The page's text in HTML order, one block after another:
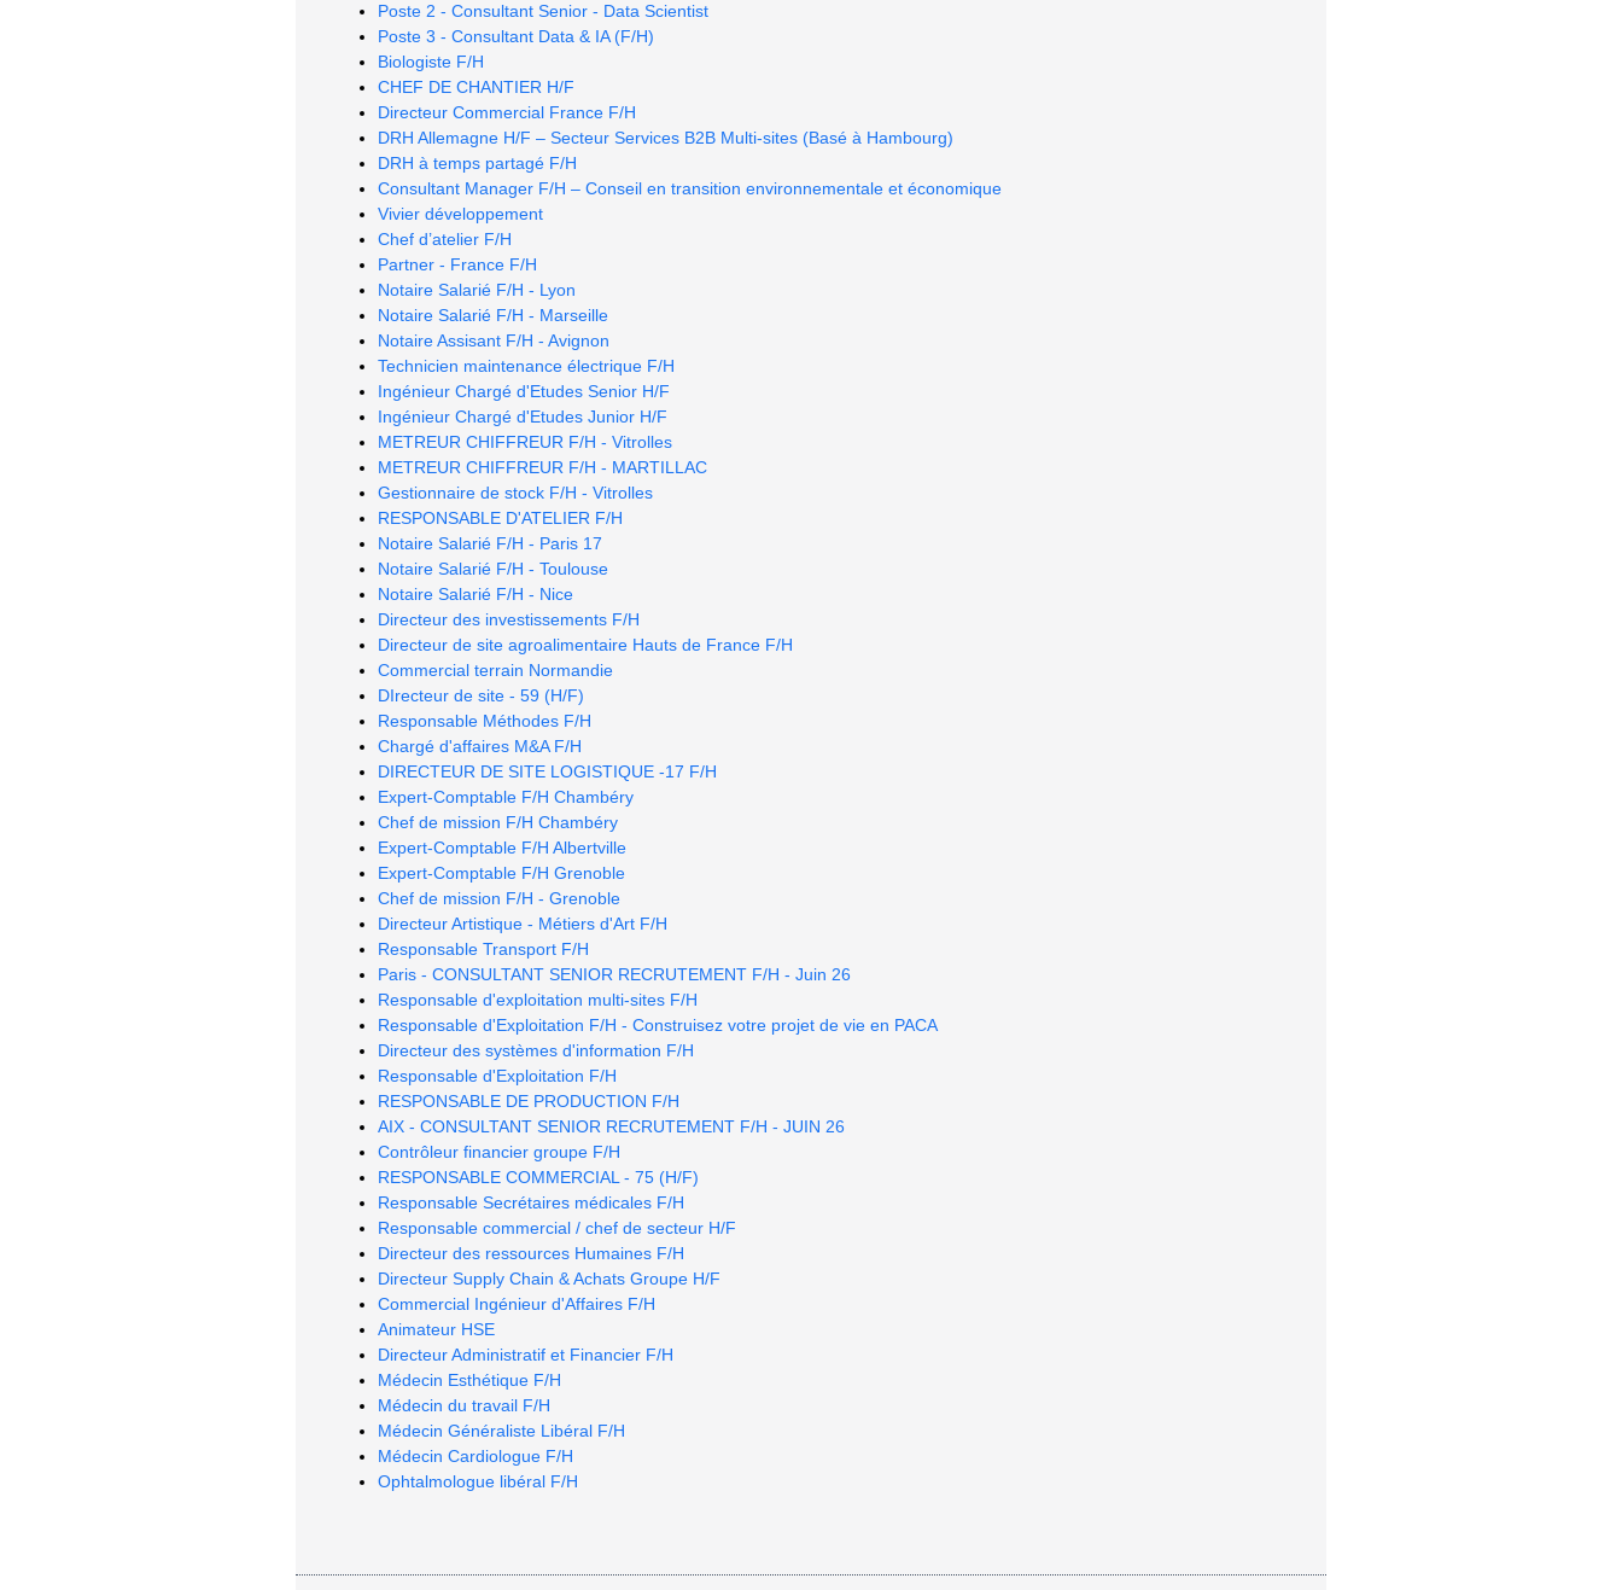
Poste 2 - Consultant Senior - Data Scientist
Poste 3 - Consultant Data & IA (F/H)
Biologiste F/H
CHEF DE CHANTIER H/F
Directeur Commercial France F/H
DRH Allemagne H/F – Secteur Services B2B Multi-sites (Basé à Hambourg)
DRH à temps partagé F/H
Consultant Manager F/H – Conseil en transition environnementale et économique
Vivier développement
Chef d’atelier F/H
Partner - France F/H
Notaire Salarié F/H - Lyon
Notaire Salarié F/H - Marseille
Notaire Assisant F/H - Avignon
Technicien maintenance électrique F/H
Ingénieur Chargé d'Etudes Senior H/F
Ingénieur Chargé d'Etudes Junior H/F
METREUR CHIFFREUR F/H - Vitrolles
METREUR CHIFFREUR F/H - MARTILLAC
Gestionnaire de stock F/H - Vitrolles
RESPONSABLE D'ATELIER F/H
Notaire Salarié F/H - Paris 17
Notaire Salarié F/H - Toulouse
Notaire Salarié F/H - Nice
Directeur des investissements F/H
Directeur de site agroalimentaire Hauts de France F/H
Commercial terrain Normandie
DIrecteur de site - 59 (H/F)
Responsable Méthodes F/H
Chargé d'affaires M&A F/H
DIRECTEUR DE SITE LOGISTIQUE -17 F/H
Expert-Comptable F/H Chambéry
Chef de mission F/H Chambéry
Expert-Comptable F/H Albertville
Expert-Comptable F/H Grenoble
Chef de mission F/H - Grenoble
Directeur Artistique - Métiers d'Art F/H
Responsable Transport F/H
Paris - CONSULTANT SENIOR RECRUTEMENT F/H - Juin 26
Responsable d'exploitation multi-sites F/H
Responsable d'Exploitation F/H - Construisez votre projet de vie en PACA
Directeur des systèmes d'information F/H
Responsable d'Exploitation F/H
RESPONSABLE DE PRODUCTION F/H
AIX - CONSULTANT SENIOR RECRUTEMENT F/H - JUIN 26
Contrôleur financier groupe F/H
RESPONSABLE COMMERCIAL - 75 (H/F)
Responsable Secrétaires médicales F/H
Responsable commercial / chef de secteur H/F
Directeur des ressources Humaines F/H
Directeur Supply Chain & Achats Groupe H/F
Commercial Ingénieur d'Affaires F/H
Animateur HSE
Directeur Administratif et Financier F/H
Médecin Esthétique F/H
Médecin du travail F/H
Médecin Généraliste Libéral F/H
Médecin Cardiologue F/H
Ophtalmologue libéral F/H